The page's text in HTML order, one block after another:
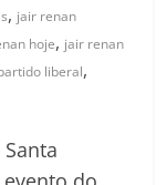
, jair renan
hoje, jair renan
liberal,